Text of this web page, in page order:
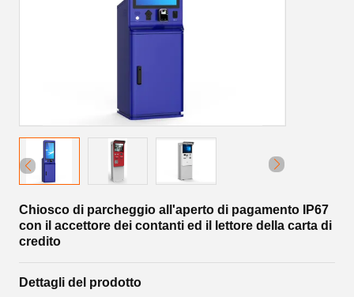
Chiosco di parcheggio all'aperto di pagamento IP67
con il accettore dei contanti ed il lettore della carta di
credito
Dettagli del prodotto